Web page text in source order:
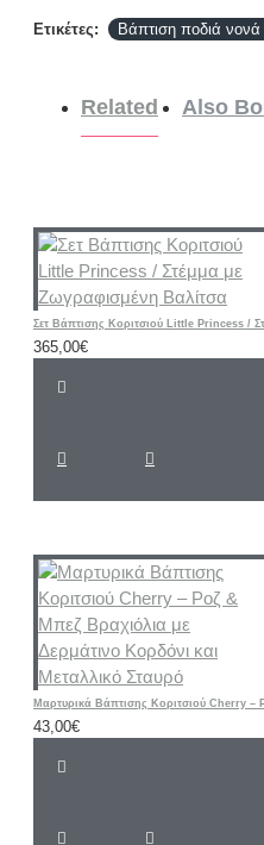
Ετικέτες: Βάπτιση ποδιά νονά
Related Also
365,00€
43,00€